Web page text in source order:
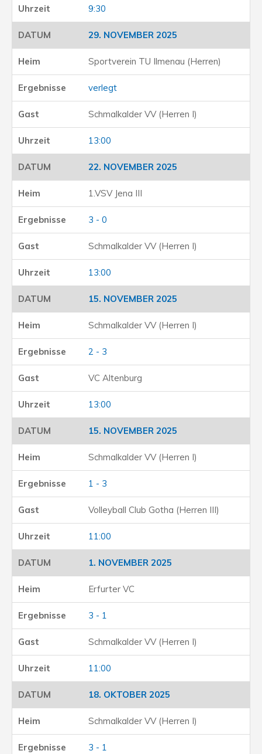
9:30
29. NOVEMBER 2025
Sportverein TU Ilmenau (Herren)
verlegt
Schmalkalder VV (Herren I)
13:00
22. NOVEMBER 2025
1.VSV Jena III
3 - 0
Schmalkalder VV (Herren I)
13:00
15. NOVEMBER 2025
Schmalkalder VV (Herren I)
2 - 3
VC Altenburg
13:00
15. NOVEMBER 2025
Schmalkalder VV (Herren I)
1 - 3
Volleyball Club Gotha (Herren III)
11:00
1. NOVEMBER 2025
Erfurter VC
3 - 1
Schmalkalder VV (Herren I)
11:00
18. OKTOBER 2025
Schmalkalder VV (Herren I)
3 - 1